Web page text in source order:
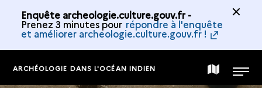
Enquête archeologie.culture.gouv.fr -
Prenez 3 minutes pour répondre à l'enquête
et améliorer archeologie.culture.gouv.fr !
ARCHÉOLOGIE DANS L'OCÉAN INDIEN CARTE MENU